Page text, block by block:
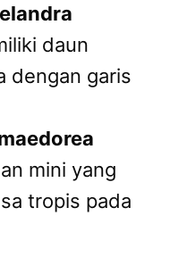
daun
dengan garis
mini yang
tropis pada